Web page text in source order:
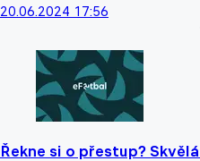
20.06.2024 17:56
Řekne si o přestup?